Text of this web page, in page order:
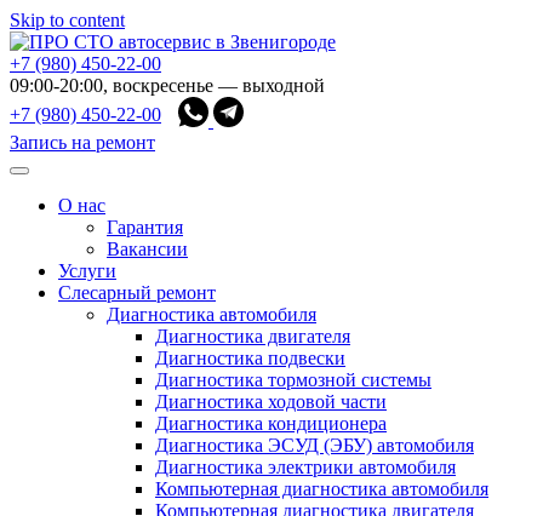
Skip to content
+7 (980) 450-22-00
09:00-20:00, воскресенье — выходной
+7 (980) 450-22-00
Запись на ремонт
О нас
Гарантия
Вакансии
Услуги
Слесарный ремонт
Диагностика автомобиля
Диагностика двигателя
Диагностика подвески
Диагностика тормозной системы
Диагностика ходовой части
Диагностика кондиционера
Диагностика ЭСУД (ЭБУ) автомобиля
Диагностика электрики автомобиля
Компьютерная диагностика автомобиля
Компьютерная диагностика двигателя